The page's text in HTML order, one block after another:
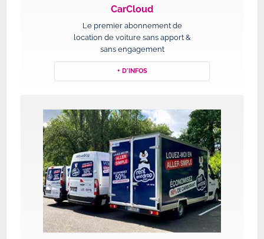
CarCloud
Le premier abonnement de
location de voiture sans apport &
sans engagement
+ D'INFOS